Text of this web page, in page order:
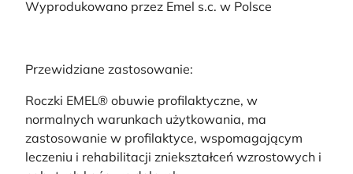
Wyprodukowano przez Emel s.c. w Polsce
Przewidziane zastosowanie:
Roczki EMEL® obuwie profilaktyczne, w
normalnych warunkach użytkowania, ma
zastosowanie w profilaktyce, wspomagającym
leczeniu i rehabilitacji zniekształceń wzrostowych i